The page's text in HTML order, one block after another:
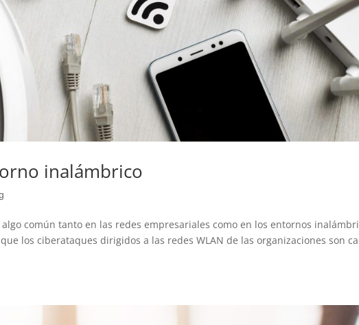
inalámbrico
común tanto en las redes empresariales como en los entornos
los ciberataques dirigidos a las redes WLAN de las organizaciones son